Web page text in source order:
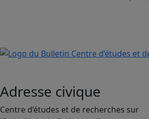
Adresse civique
Centre d’études et de recherches sur